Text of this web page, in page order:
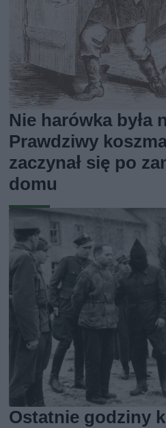
Nie harówka była
Prawdziwy
zaczynał się po
domu
Ostatnie godziny